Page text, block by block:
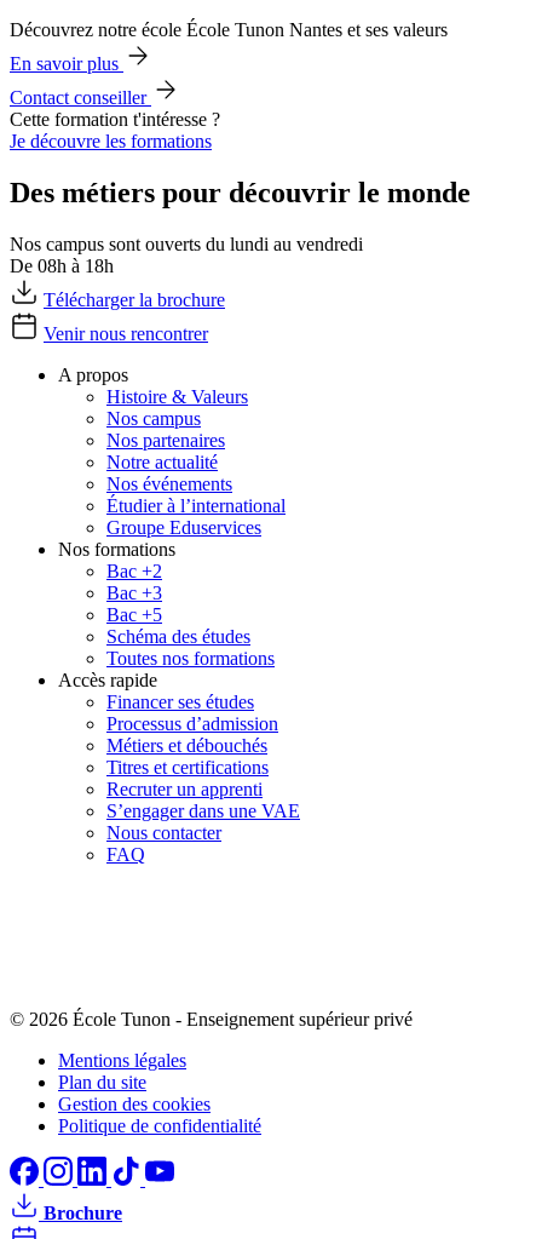
Découvrez notre école École Tunon Nantes et ses valeurs
En savoir plus
Contact conseiller
Cette formation t'intéresse ?
Je découvre les formations
Des métiers pour découvrir le monde
Nos campus sont ouverts du lundi au vendredi
De 08h à 18h
Télécharger la brochure
Venir nous rencontrer
A propos
Histoire & Valeurs
Nos campus
Nos partenaires
Notre actualité
Nos événements
Étudier à l’international
Groupe Eduservices
Nos formations
Bac +2
Bac +3
Bac +5
Schéma des études
Toutes nos formations
Accès rapide
Financer ses études
Processus d’admission
Métiers et débouchés
Titres et certifications
Recruter un apprenti
S’engager dans une VAE
Nous contacter
FAQ
© 2026 École Tunon - Enseignement supérieur privé
Mentions légales
Plan du site
Gestion des cookies
Politique de confidentialité
Brochure